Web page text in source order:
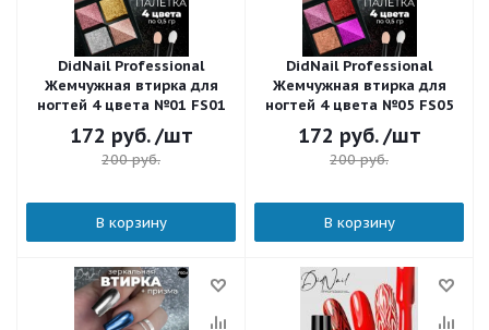
DidNail Professional
Жемчужная втирка для
ногтей 4 цвета №01 FS01
172 руб. /шт
200руб.
В корзину
DidNail Professional
Жемчужная втирка для
ногтей 4 цвета №05 FS05
172 руб. /шт
200руб.
В корзину